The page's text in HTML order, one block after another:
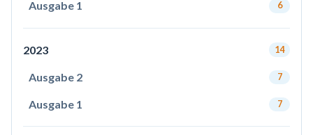
Ausgabe 1 6
2023 14
Ausgabe 2 7
Ausgabe 1 7